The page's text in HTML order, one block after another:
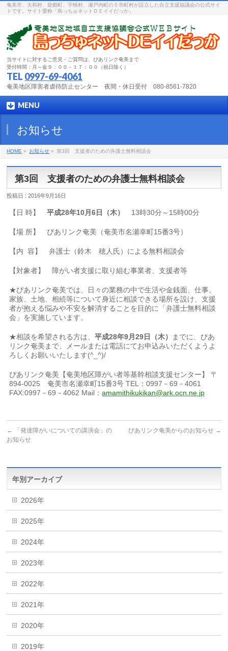
奄美市、大和村、龍郷町、宇検村、瀬戸内町の５市町村が設立した自立支援協議会の公式サイ
トです。サイト愛称「島っちゅネットＤＥイイだっか」
当サイトに対するご意見・ご質問は、ぴあリンク奄美まで
受付時間：月～金９：００－１７：００（祝日除く）
TEL 0997-69-4061
奄美地区障害者虐待防止センター 夜間・休日受付 080-8561-7820
MENU
お知らせ
HOME » お知らせ » 第3回 支援者のための弁護士無料相談会
第3回 支援者のための弁護士無料相談会
投稿日 : 2016年9月16日
【日 時】平成28年10月6日（木） 13時30分～15時00分
【場 所】 ぴあリンク奄美（奄美市名瀬幸町15番3号）
【内 容】 弁護士（鈴木 穂人氏）による無料相談会
【対象者】 障がい者支援に取り組む事業者、支援者等
★ぴあリンク奄美では、日々の業務の中で生活や金銭面、仕事、
家族、土地、相続等について身近に相談できる場所を設け、支援
者が抱える悩みや不安を解消することを目的に「弁護士無料相談
会」を実施しています。
★相談を希望される方は、平成28年9月29日（木）
までに、ぴあ
リンク奄美まで、メールまたは電話にてお申込みいただくようよ
ろしくお願いいたします(^_^)/
ぴあリンク奄美【奄美地区障がい者等基幹相談支援センター】 〒
894-0025 奄美市名瀬幸町15番3号 TEL：0997－69－4061
FAX:0997－69－4062 Mail：amamithikukikan@ark.ocn.ne.jp
←
「発達障がいについての講演会」の
お知らせ
ぴあリンク奄美からのお知らせ →
年別アーカイブ
2026年
2025年
2024年
2023年
2022年
2021年
2020年
2019年